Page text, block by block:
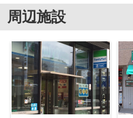
周辺施設